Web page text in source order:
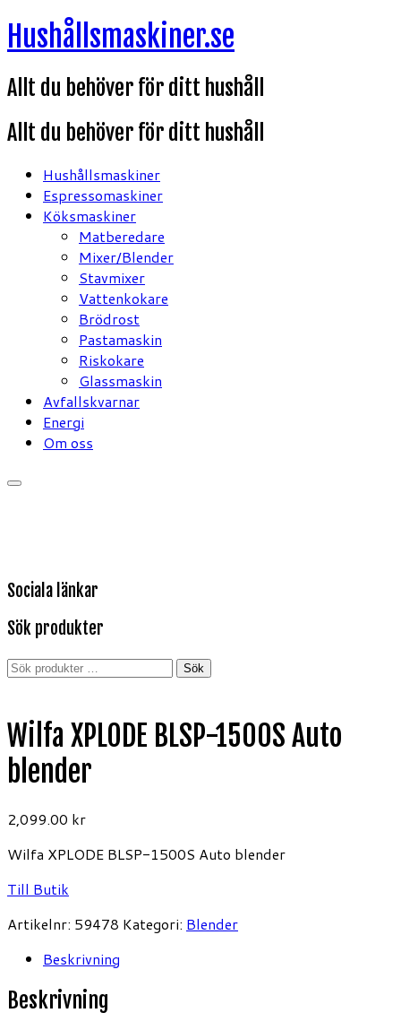
Hoppa
till
Hushållsmaskiner.se
Allt du behöver för ditt hushåll
Allt du behöver för ditt hushåll
Hushållsmaskiner
Espressomaskiner
Köksmaskiner
Matberedare
Mixer/Blender
Stavmixer
Vattenkokare
Brödrost
Pastamaskin
Riskokare
Glassmaskin
Avfallskvarnar
Energi
Om oss
Sociala länkar
Sök produkter
Sök
Sök
Wilfa XPLODE BLSP-1500S Auto
blender
2,099.00 kr
Wilfa XPLODE BLSP-1500S Auto blender
Till Butik
Artikelnr: 59478 Kategori: Blender
Beskrivning
Beskrivning